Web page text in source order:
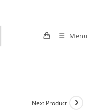
Menu
Next Product